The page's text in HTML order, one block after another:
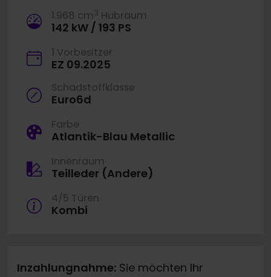
1.968 cm 3 Hubraum
142 kW / 193 PS
1 Vorbesitzer
EZ 09.2025
Schadstoffklasse
Euro6d
Farbe
Atlantik-Blau Metallic
Innenraum
Teilleder (Andere)
4/5 Türen
Kombi
Inzahlungnahme: Sie möchten Ihr